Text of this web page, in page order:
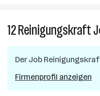
12Reinigungskraft
Der Job
Firmenprofil anzeigen